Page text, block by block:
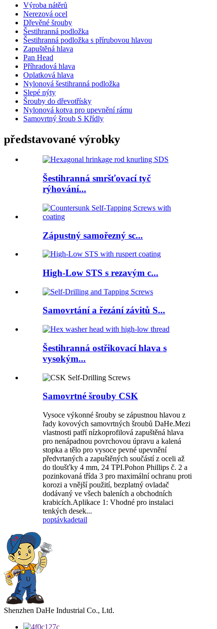
Výroba nátěrů
Nerezová ocel
Dřevěné šrouby
Šestihranná podložka
Šestihranná podložka s přírubovou hlavou
Zapuštěná hlava
Pan Head
Příhradová hlava
Oplatková hlava
Nylonová šestihranná podložka
Slepé nýty
Šrouby do dřevotřísky
Nylonová kotva pro upevnění rámu
Samovrtný šroub S Křídly
představované výrobky
Šestihranná smršťovací tyč
rýhování...
Zápustný samořezný sc...
High-Low STS s rezavým c...
Samovrtání a řezání závitů S...
Šestihranná ostřikovací hlava s
vysokým...
Samovrtné šrouby CSK
Vysoce výkonné šrouby se zápustnou hlavou z
řady kovových samovrtných šroubů DaHe.Mezi
vlastnosti patří nízkoprofilová zapuštěná hlava
pro nenápadnou povrchovou úpravu a kalená
stopka a tělo pro vysoce pevné upevnění
předvrtaných a zapuštěných součástí z oceli až
do tloušťky 4 mm, 24 TPI.Pohon Phillips č. 2 a
pozinkovaná třída 3 pro maximální ochranu proti
korozi a vnější použití, bezplatný ovladač
dodávaný ve všech baleních a obchodních
krabicích.Aplikace 1: Vhodné pro instalaci
tenkých desek...
poptávkadetail
Shenzhen DaHe Industrial Co., Ltd.